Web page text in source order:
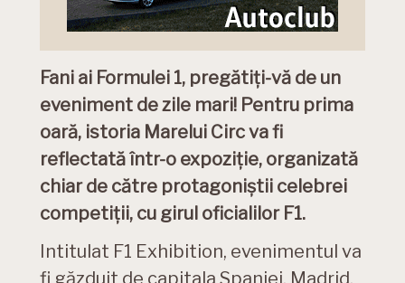
Fani ai Formulei 1, pregătiți-vă de un
eveniment de zile mari! Pentru prima
oară, istoria Marelui Circ va fi
reflectată într-o expoziție, organizată
chiar de către protagoniștii celebrei
competiții, cu girul oficialilor F1.
Intitulat F1 Exhibition, evenimentul va